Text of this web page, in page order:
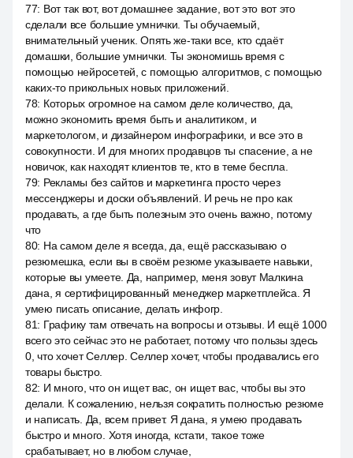
77: Вот так вот, вот домашнее задание, вот это вот это
сделали все большие умнички. Ты обучаемый,
внимательный ученик. Опять же-таки все, кто сдаёт
домашки, большие умнички. Ты экономишь время с
помощью нейросетей, с помощью алгоритмов, с помощью
каких-то прикольных новых приложений.
78: Которых огромное на самом деле количество, да,
можно экономить время быть и аналитиком, и
маркетологом, и дизайнером инфографики, и все это в
совокупности. И для многих продавцов ты спасение, а не
новичок, как находят клиентов те, кто в теме беспла.
79: Рекламы без сайтов и маркетинга просто через
мессенджеры и доски объявлений. И речь не про как
продавать, а где быть полезным это очень важно, потому
что
80: На самом деле я всегда, да, ещё рассказываю о
резюмешка, если вы в своём резюме указываете навыки,
которые вы умеете. Да, например, меня зовут Малкина
дана, я сертифицированный менеджер маркетплейса. Я
умею писать описание, делать инфогр.
81: Графику там отвечать на вопросы и отзывы. И ещё 1000
всего это сейчас это не работает, потому что пользы здесь
0, что хочет Селлер. Селлер хочет, чтобы продавались его
товары быстро.
82: И много, что он ищет вас, он ищет вас, чтобы вы это
делали. К сожалению, нельзя сократить полностью резюме
и написать. Да, всем привет. Я дана, я умею продавать
быстро и много. Хотя иногда, кстати, такое тоже
срабатывает, но в любом случае,